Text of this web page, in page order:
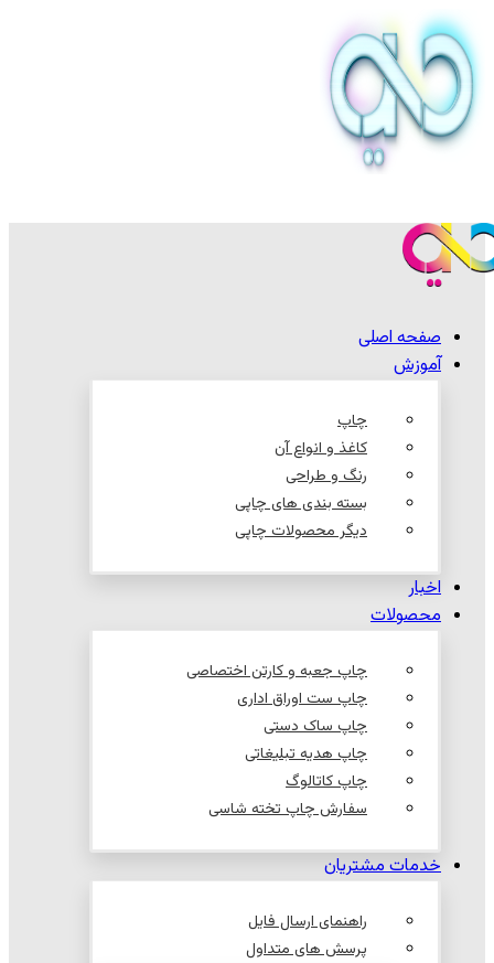
صفحه اصلی
آموزش
چاپ
کاغذ و انواع آن
رنگ و طراحی
بسته بندی های چاپی
دیگر محصولات چاپی
اخبار
محصولات
چاپ جعبه و کارتن اختصاصی
چاپ ست اوراق اداری
چاپ ساک دستی
چاپ هدیه تبلیغاتی
چاپ کاتالوگ
سفارش چاپ تخته شاسی
خدمات مشتریان
راهنمای ارسال فایل
پرسش های متداول